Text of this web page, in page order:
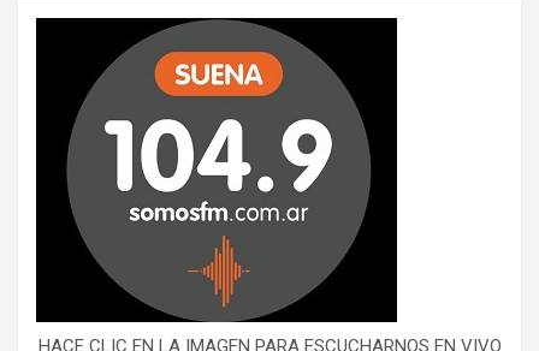
HACE CLIC EN LA IMAGEN PARA ESCUCHARNOS EN VIVO